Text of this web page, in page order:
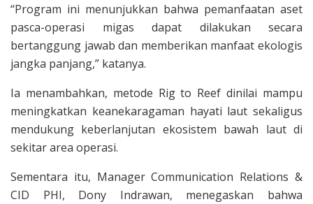
“Program ini menunjukkan bahwa pemanfaatan aset
pasca-operasi migas dapat dilakukan secara
bertanggung jawab dan memberikan manfaat ekologis
jangka panjang,” katanya.
Ia menambahkan, metode Rig to Reef dinilai mampu
meningkatkan keanekaragaman hayati laut sekaligus
mendukung keberlanjutan ekosistem bawah laut di
sekitar area operasi.
Sementara itu, Manager Communication Relations &
CID PHI, Dony Indrawan, menegaskan bahwa